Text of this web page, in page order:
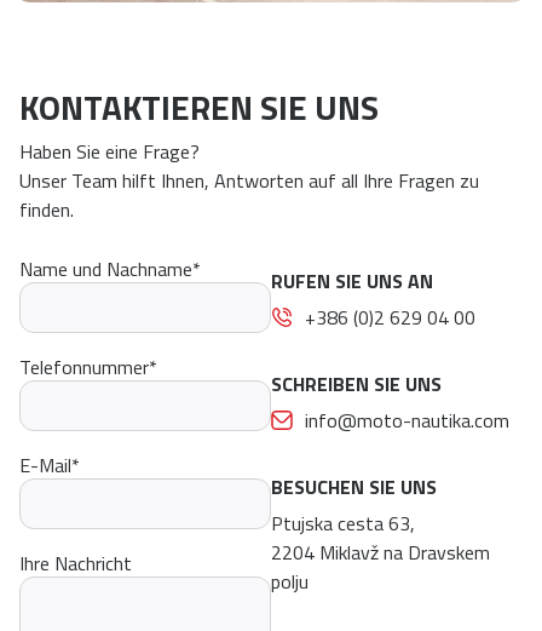
KONTAKTIEREN SIE UNS
Haben Sie eine Frage?
Unser Team hilft Ihnen, Antworten auf all Ihre Fragen zu
finden.
Name und Nachname*
Telefonnummer*
E-Mail*
Ihre Nachricht
RUFEN SIE UNS AN
+386 (0)2 629 04 00
SCHREIBEN SIE UNS
info@moto-nautika.com
BESUCHEN SIE UNS
Ptujska cesta 63,
2204 Miklavž na Dravskem
polju